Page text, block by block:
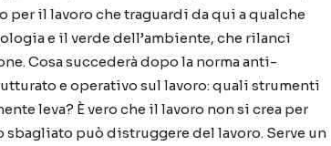
per il lavoro che traguardi da qui a qualche
e il verde dell’ambiente, che rilanci
Cosa succederà dopo la norma anti-
e operativo sul lavoro: quali strumenti
leva? È vero che il lavoro non si crea per
sbagliato può distruggere del lavoro. Serve un